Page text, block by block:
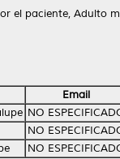
el paciente, Adulto
Email
NO
NO
NO